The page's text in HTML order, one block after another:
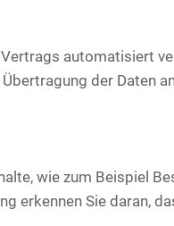
automatisiert
der Daten
wie zum Beispiel
erkennen Sie daran,